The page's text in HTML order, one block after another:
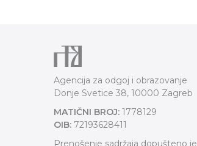
Agencija za odgoj i obrazovanje
Donje Svetice 38, 10000 Zagreb
MATIČNI BROJ: 1778129
OIB: 72193628411
Prenošenje sadržaja dopušteno